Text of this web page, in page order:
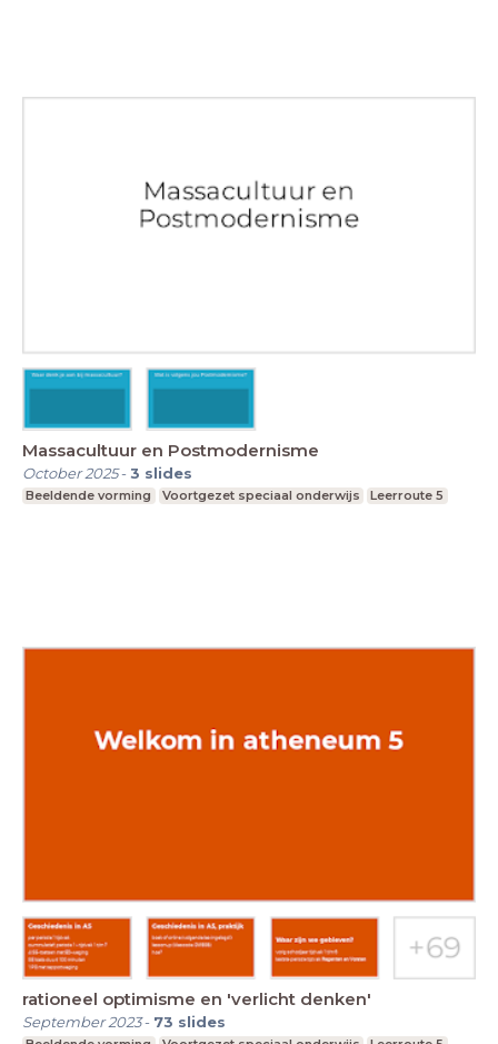
Massacultuur en Postmodernisme
October 2025-3 slides
Beeldende vorming Voortgezet speciaal onderwijs Leerroute 5
rationeel optimisme en 'verlicht denken'
September 2023- 73 slides